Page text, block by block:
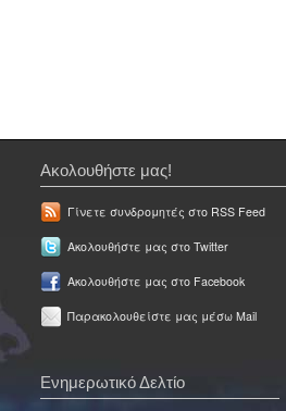
Ακολουθήστε μας!
Γίνετε συνδρομητές στο RSS Feed
Ακολουθήστε μας στο Twitter
Ακολουθήστε μας στο Facebook
Παρακολουθείστε μας μέσω Mail
Ενημερωτικό Δελτίο